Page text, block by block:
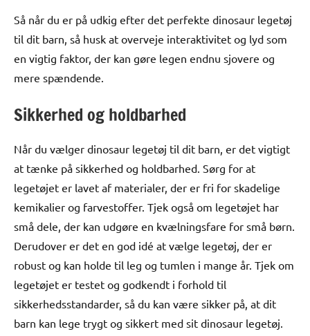
Så når du er på udkig efter det perfekte dinosaur legetøj
til dit barn, så husk at overveje interaktivitet og lyd som
en vigtig faktor, der kan gøre legen endnu sjovere og
mere spændende.
Sikkerhed og holdbarhed
Når du vælger dinosaur legetøj til dit barn, er det vigtigt
at tænke på sikkerhed og holdbarhed. Sørg for at
legetøjet er lavet af materialer, der er fri for skadelige
kemikalier og farvestoffer. Tjek også om legetøjet har
små dele, der kan udgøre en kvælningsfare for små børn.
Derudover er det en god idé at vælge legetøj, der er
robust og kan holde til leg og tumlen i mange år. Tjek om
legetøjet er testet og godkendt i forhold til
sikkerhedsstandarder, så du kan være sikker på, at dit
barn kan lege trygt og sikkert med sit dinosaur legetøj.